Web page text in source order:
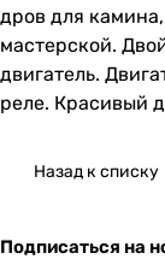
дров для
мастерской.
двигатель.
реле. Красивый
Назад к списку
Подписаться на